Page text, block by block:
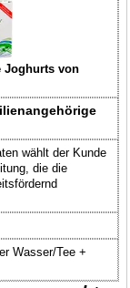
Joghurts von
wählt der Kunde
die die
Wasser/Tee +